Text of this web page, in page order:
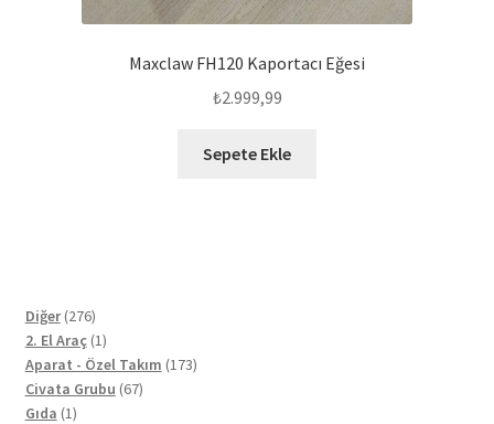
Maxclaw FH120 Kaportacı Eğesi
₺2.999,99
Sepete Ekle
Diğer 276276
ürün
2. El Araç 11
ürün
Aparat - Özel Takım 173173
Civata Grubu 6767
Gıda 11